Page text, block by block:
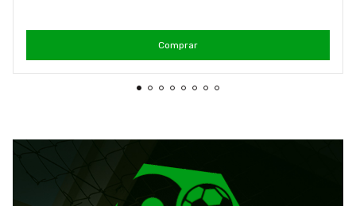
Comprar